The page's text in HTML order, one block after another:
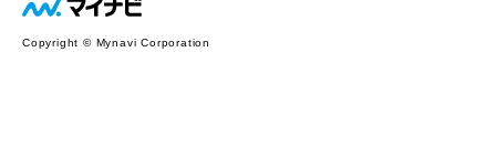
Copyright © Mynavi Corporation